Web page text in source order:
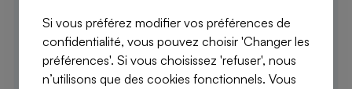
€ 410.000
DÉTAILS
Si vous préférez modifier vos préférences de
confidentialité, vous pouvez choisir 'Changer les
préférences'. Si vous choisissez 'refuser', nous
n’utilisons que des cookies fonctionnels. Vous